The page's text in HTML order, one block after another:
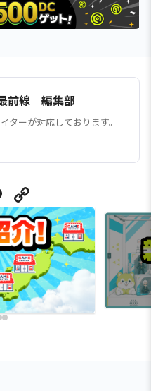
前線 編集部
ターが対応しております。
Line